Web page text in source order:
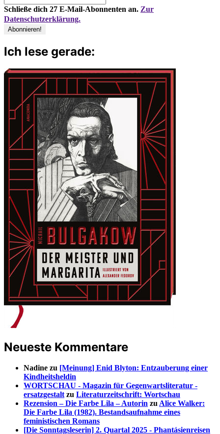
Schließe dich 27 E-Mail-Abonnenten an. Zur
Datenschutzerklärung.
Ich lese gerade:
Neueste Kommentare
Nadine zu [Meinung] Enid Blyton: Entzauberung einer
Kindheitsheldin
WORTSCHAU - Magazin für Gegenwartsliteratur -
ersatzgestaltzu Literaturzeitschrift: Wortschau
Rezension – Die Farbe Lila – Autorin zuAlice Walker:
Die Farbe Lila (1982). Bestandsaufnahme eines
feministischen Romans
[Die Sonntagsleserin] 2. Quartal 2025 - Phantásienreisen